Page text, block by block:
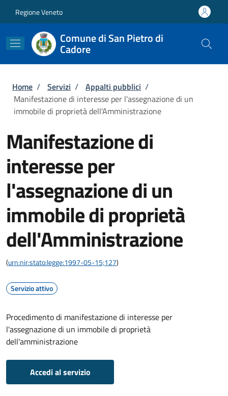
Regione Veneto
Comune di San Pietro di
Cadore
Briciole di pane
Home / Servizi / Appalti pubblici /
Manifestazione di interesse per l'assegnazione di un
immobile di proprietà dell'Amministrazione
Manifestazione di
interesse per
l'assegnazione di un
immobile di proprietà
dell'Amministrazione
(urn:nir:stato:legge:1997-05-15;127)
Servizio attivo
Procedimento di manifestazione di interesse per
l'assegnazione di un immobile di proprietà
dell'amministrazione
Accedi al servizio